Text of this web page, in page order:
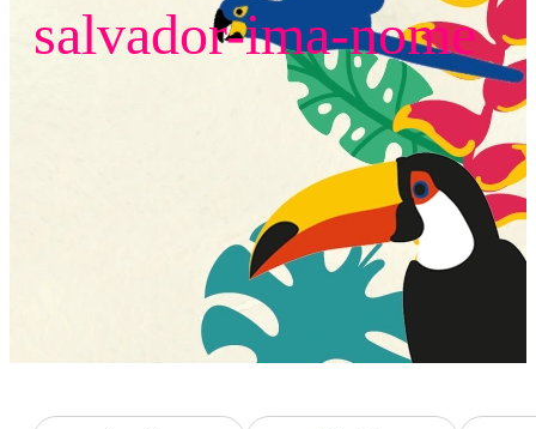
salvador-ima-nome